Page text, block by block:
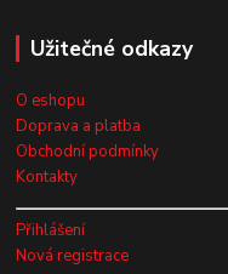
Užitečné odkazy
O eshopu
Doprava a platba
Obchodní podmínky
Kontakty
Přihlášení
Nová registrace